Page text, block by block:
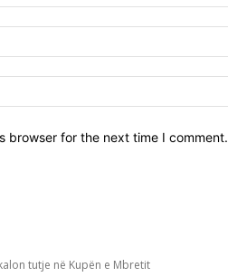
browser for the next time I comment.